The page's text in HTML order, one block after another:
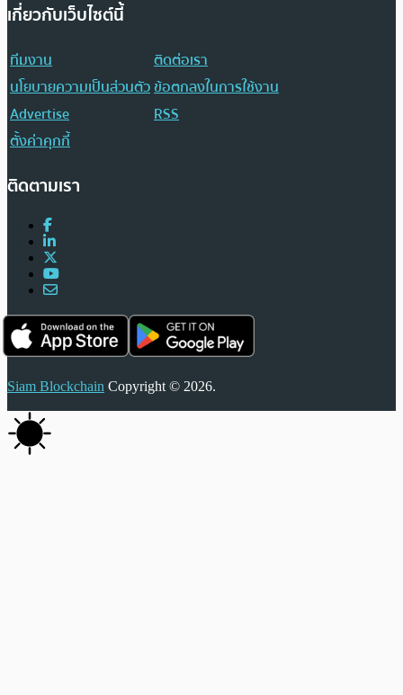
เกี่ยวกับเว็บไซต์นี้
ทีมงาน
ติดต่อเรา
นโยบายความเป็นส่วนตัวข้อตกลงในการใช้งาน
Advertise
RSS
ตั้งค่าคุกกี้
ติดตามเรา
Siam Blockchain Copyright © 2026.